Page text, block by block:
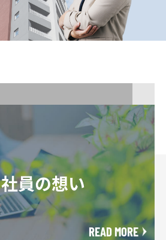
社員の想い
READ MORE